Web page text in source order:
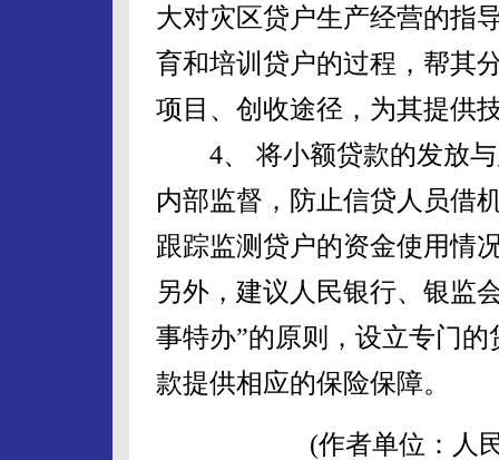
大对灾区贷户生产经营的指
育和培训贷户的过程，帮其
项目、创收途径，为其提供
4、 将小额贷款的发放与
内部监督，防止信贷人员借
跟踪监测贷户的资金使用情
另外，建议人民银行、银监
事特办”的原则，设立专门
款提供相应的保险保障。
(作者单位：人